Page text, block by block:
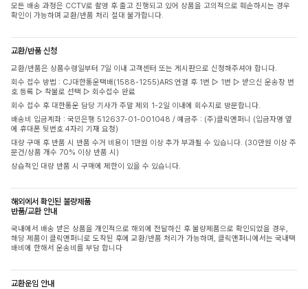
모든 배송 과정은 CCTV로 촬영 후 출고 진행되고 있어 상품을 고의적으로 훼손하시는 경우
확인이 가능하며 교환/반품 처리 절대 불가합니다.
교환/반품 신청
교환/반품은 상품수령일부터 7일 이내 고객센터 또는 게시판으로 신청해주셔야 합니다.
회수 접수 방법 : CJ대한통운택배(1588-1255)ARS 연결 후 1번 ▷ 1번 ▷ 받으신 운송장 번
호 등록 ▷ 착불로 선택 ▷ 회수접수 완료
회수 접수 후 대한통운 담당 기사가 주말 제외 1-2일 이내에 회수지로 방문합니다.
배송비 입금계좌 : 국민은행 512637-01-001048 / 예금주 : (주)클릭앤퍼니 (입금자명 옆
에 휴대폰 뒷번호 4자리 기재 요청)
대량 구매 후 반품 시 반품 수거 비용이 1만원 이상 추가 부과될 수 있습니다. (30만원 이상 주
문건/상품 개수 70% 이상 반품 시)
상습적인 대량 반품 시 구매에 제한이 있을 수 있습니다.
해외에서 확인된 불량제품
반품/교환 안내
국내에서 배송 받은 상품을 개인적으로 해외에 전달하신 후 불량제품으로 확인되었을 경우,
해당 제품이 클릭앤퍼니로 도착된 후에 교환/반품 처리가 가능하며, 클릭앤퍼니에서는 국내택
배비에 한해서 운송비를 부담 합니다
교환운임 안내